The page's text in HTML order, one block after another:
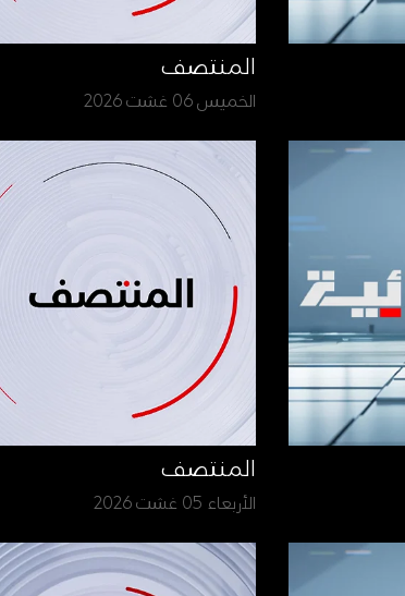
المنتصف
الخميس 06 غشت 2026
المنتصف
الأربعاء 05 غشت 2026